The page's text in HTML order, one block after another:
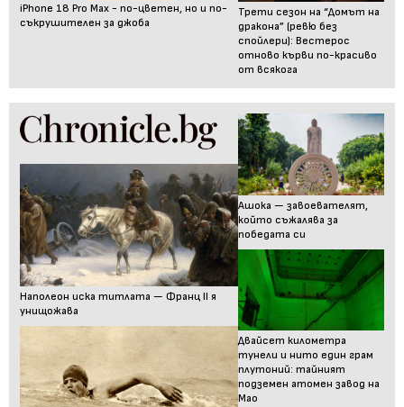
iPhone 18 Pro Max - по-цветен, но и по-
съкрушителен за джоба
Трети сезон на “Домът на
дракона” (ревю без
спойлери): Вестерос
отново кърви по-красиво
от всякога
Наполеон иска титлата — Франц II я
унищожава
Ашока — завоевателят,
който съжалява за
победата си
Двайсет километра
тунели и нито един грам
плутоний: тайният
подземен атомен завод на
Мао